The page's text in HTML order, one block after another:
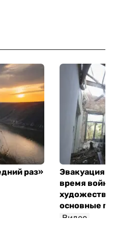
раз»
Эвакуация
время
основные
Видео